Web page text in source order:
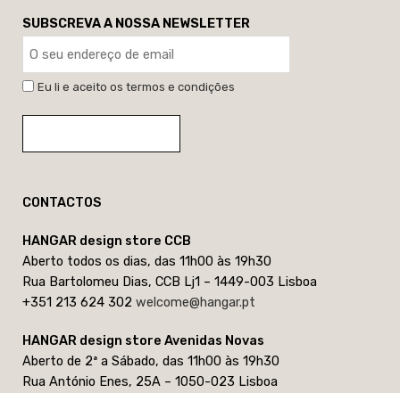
SUBSCREVA A NOSSA NEWSLETTER
Eu li e aceito os termos e condições
CONTACTOS
HANGAR design store CCB
Aberto todos os dias, das 11h00 às 19h30
Rua Bartolomeu Dias, CCB Lj1 – 1449-003 Lisboa
+351 213 624 302 welcome@hangar.pt
HANGAR design store Avenidas Novas
Aberto de 2ª a Sábado, das 11h00 às 19h30
Rua António Enes, 25A – 1050-023 Lisboa